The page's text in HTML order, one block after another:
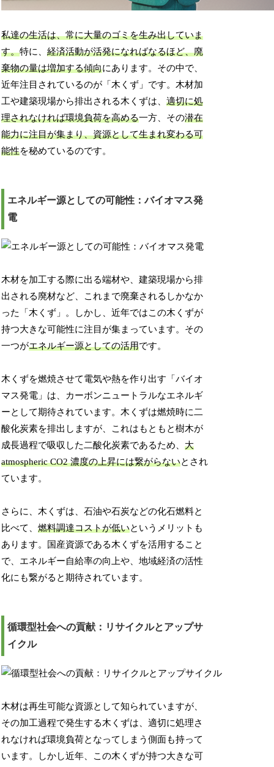
私達の生活は、常に大量のゴミを生み出していま
す。特に、経済活動が活発になればなるほど、廃
棄物の量は増加する傾向にあります。その中で、
近年注目されているのが「木くず」です。木材加
工や建築現場から排出される木くずは、適切に処
理されなければ環境負荷を高める一方、その潜在
能力に注目が集まり、資源として生まれ変わる可
能性を秘めているのです。
エネルギー源としての可能性：バイオマス発
電
木材を加工する際に出る端材や、建築現場から排
出される廃材など、これまで廃棄されるしかなか
った「木くず」。しかし、近年ではこの木くずが
持つ大きな可能性に注目が集まっています。その
一つがエネルギー源としての活用です。
木くずを燃焼させて電気や熱を作り出す「バイオ
マス発電」は、カーボンニュートラルなエネルギ
ーとして期待されています。木くずは燃焼時に二
酸化炭素を排出しますが、これはもともと樹木が
成長過程で吸収した二酸化炭素であるため、大
atmospheric CO2 濃度の上昇には繋がらないとされ
ています。
さらに、木くずは、石油や石炭などの化石燃料と
比べて、燃料調達コストが低いというメリットも
あります。国産資源である木くずを活用すること
で、エネルギー自給率の向上や、地域経済の活性
化にも繋がると期待されています。
循環型社会への貢献：リサイクルとアップサ
イクル
木材は再生可能な資源として知られていますが、
その加工過程で発生する木くずは、適切に処理さ
れなければ環境負荷となってしまう側面も持って
います。しかし近年、この木くずが持つ大きな可